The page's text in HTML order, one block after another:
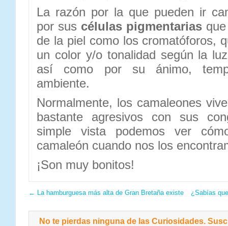
La razón por la que pueden ir
por sus células pigmentariasque
de la piel como los cromatóforos,
un color y/o tonalidad según la
así como por su ánimo,
ambiente.
Normalmente, los camaleones
bastante agresivos con sus
simple vista podemos ver
camaleón cuando nos los
¡Son muy bonitos!
← La hamburguesa más alta de Gran Bretaña existe ¿Sabías
No te pierdas ninguna de las Curiosidades.